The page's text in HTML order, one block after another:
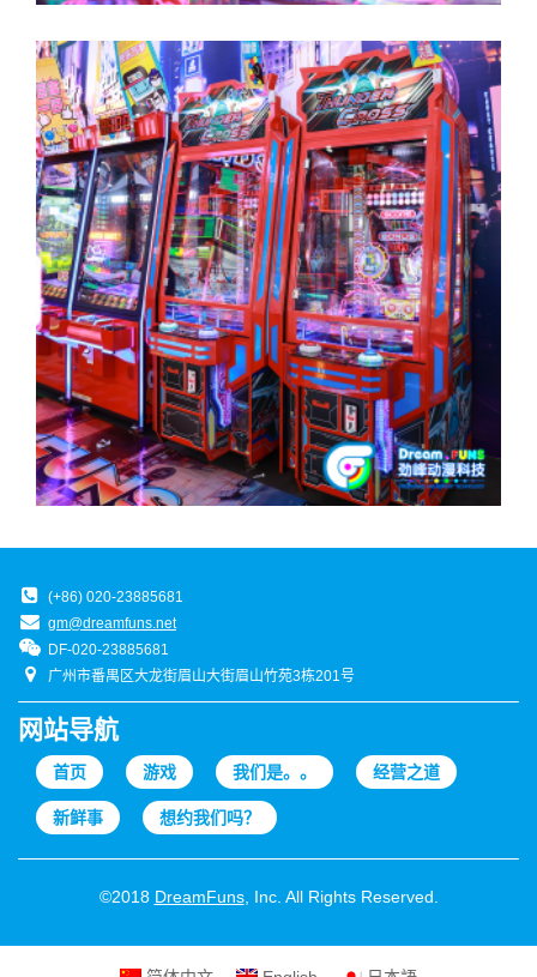
(+86) 020-23885681
gm@dreamfuns.net
DF-020-23885681
广州市番禺区大龙街眉山大街眉山竹苑3栋201号
网站导航
首页 游戏 我们是。。 经营之道
新鲜事 想约我们吗？
©2018 DreamFuns, Inc. All Rights Reserved.